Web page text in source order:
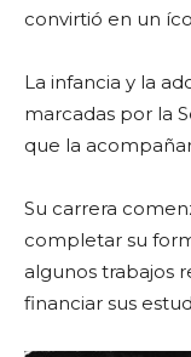
convirtió en un
La infancia y la
marcadas por la
que la
Su carrera
completar su
algunos trabajos
financiar sus